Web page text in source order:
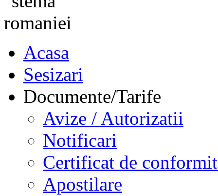
Acasa
Sesizari
Documente/Tarife
Avize / Autorizatii
Notificari
Certificat de
Apostilare